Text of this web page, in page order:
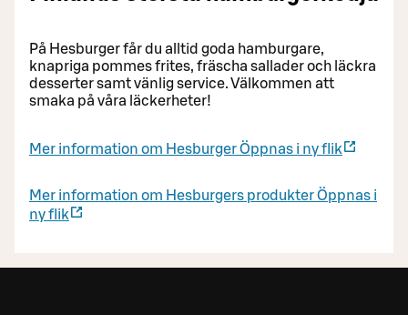
På Hesburger får du alltid goda hamburgare,
knapriga pommes frites, fräscha sallader och läckra
desserter samt vänlig service. Välkommen att
smaka på våra läckerheter!
Mer information om HesburgerÖppnas i ny flik
Mer information om Hesburgers produkterÖppnas i
ny flik